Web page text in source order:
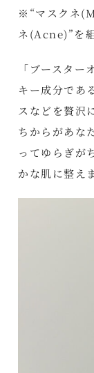
※“マスクネ
ネ(Acne)”を
「ブースタ
キー成分であ
スなどを贅沢
ちからがあな
ってゆらぎが
かな肌に整え